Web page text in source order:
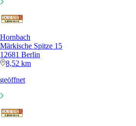
Hornbach
Märkische Spitze 15
12681 Berlin
8,52 km
geöffnet